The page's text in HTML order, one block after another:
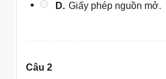
D. Giấy phép nguồn mở.
Câu 2